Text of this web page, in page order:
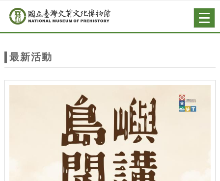
站
主
跳到主要內容
網站導覽
最新活動